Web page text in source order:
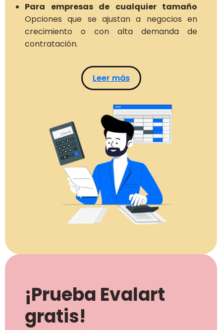
Para empresas de cualquier tamaño
Opciones que se ajustan a negocios en
crecimiento o con alta demanda de
contratación.
Leer más
¡Prueba Evalart
gratis!